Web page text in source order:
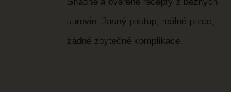
surovin. Jasný postup, reálné porce,
žádné zbytečné komplikace.